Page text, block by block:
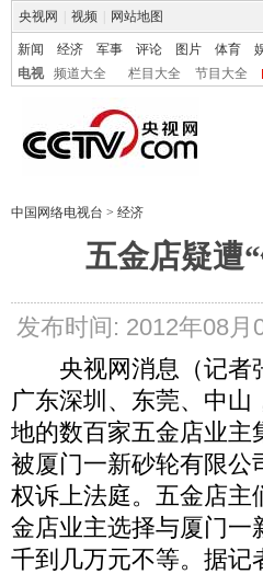
央视网 视频 网站地图
新闻 经济 军事 评论 图片 体育
电视
频道大全 栏目大全 节目大全
中国网络电视台 > 经济
五金店疑遭
发布时间: 2012年08月
央视网消息（记者
广东深圳、东莞、中
地的数百家五金店业主
被厦门一新砂轮有限公
权诉上法庭。五金店主
金店业主选择与厦门一
千到几万元不等。据记